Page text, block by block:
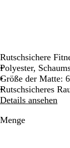
Rutschsichere
Polyester,
Größe der Matte:
Rutschsicheres
Details ansehen
Menge